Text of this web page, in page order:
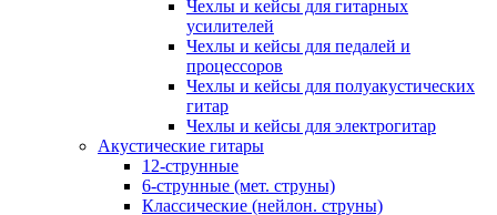
Чехлы и кейсы для гитарных
усилителей
Чехлы и кейсы для педалей и
процессоров
Чехлы и кейсы для полуакустических
гитар
Чехлы и кейсы для электрогитар
Акустические гитары
12-струнные
6-струнные (мет. струны)
Классические (нейлон. струны)